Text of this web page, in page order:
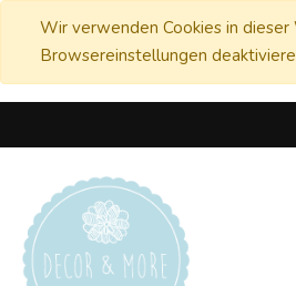
Wir verwenden Cookies in
Browsereinstellungen